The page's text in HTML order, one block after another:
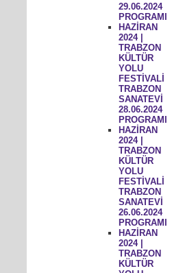
29.06.2024
PROGRAMI
HAZİRAN
2024 |
TRABZON
KÜLTÜR
YOLU
FESTİVALİ
TRABZON
SANATEVİ
28.06.2024
PROGRAMI
HAZİRAN
2024 |
TRABZON
KÜLTÜR
YOLU
FESTİVALİ
TRABZON
SANATEVİ
26.06.2024
PROGRAMI
HAZİRAN
2024 |
TRABZON
KÜLTÜR